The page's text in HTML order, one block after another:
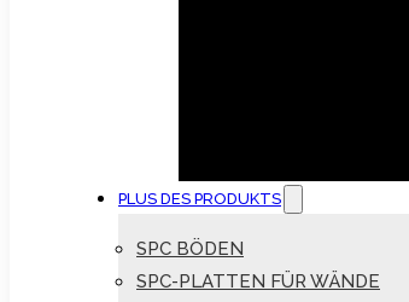
PLUS DES PRODUKTS
SPC BÖDEN
SPC-PLATTEN FÜR WÄNDE